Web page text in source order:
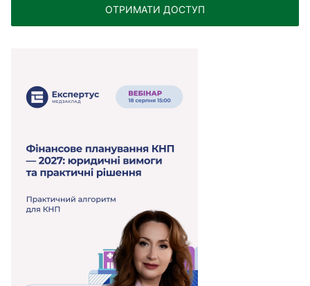
ОТРИМАТИ ДОСТУП